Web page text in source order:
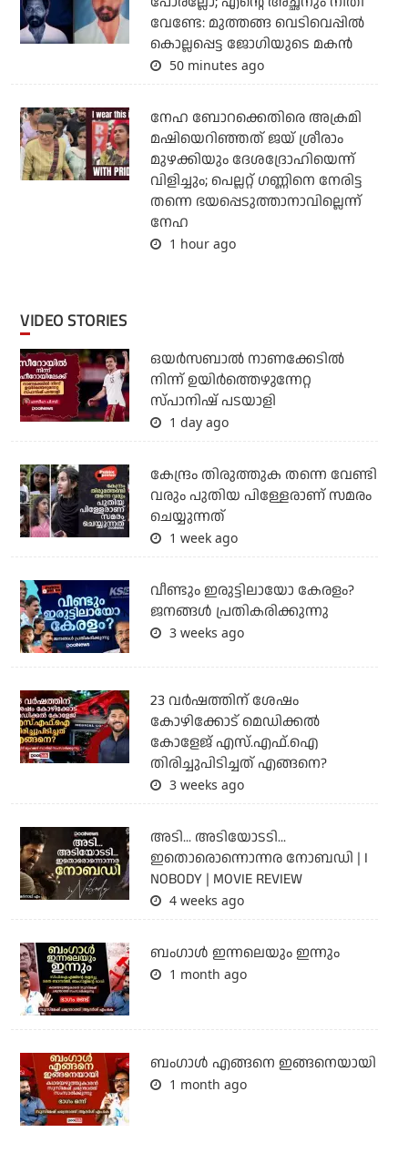
വേണ്ടേ: മുത്തങ്ങ വെടിവെപ്പില്‍
കൊല്ലപ്പെട്ട ജോഗിയുടെ മകന്‍
50 minutes ago
നേഹ ബോറക്കെതിരെ അക്രമി
മഷിയെറിഞ്ഞത് ജയ് ശ്രീരാം
മുഴക്കിയും ദേശദ്രോഹിയെന്ന്
വിളിച്ചും; പെല്ലറ്റ് ഗണ്ണിനെ നേരിട്ട
തന്നെ ഭയപ്പെടുത്താനാവില്ലെന്ന്
നേഹ
1 hour ago
VIDEO STORIES
ഒയര്‍സബാൽ നാണക്കേടിൽ
നിന്ന് ഉയിർത്തെഴുന്നേറ്റ
സ്പാനിഷ് പടയാളി
1 day ago
കേന്ദ്രം തിരുത്തുക തന്നെ വേണ്ടി
വരും പുതിയ പിള്ളേരാണ് സമരം
ചെയ്യുന്നത്
1 week ago
വീണ്ടും ഇരുട്ടിലായോ കേരളം?
ജനങ്ങൾ പ്രതികരിക്കുന്നു
3 weeks ago
23 വർഷത്തിന് ശേഷം
കോഴിക്കോട് മെഡിക്കൽ
കോളേജ് എസ്.എഫ്.ഐ
തിരിച്ചുപിടിച്ചത് എങ്ങനെ?
3 weeks ago
അടി... അടിയോടടി...
ഇതൊരൊന്നൊന്നര നോബഡി | I
NOBODY | MOVIE REVIEW
4 weeks ago
ബംഗാള്‍ ഇന്നലെയും ഇന്നും
1 month ago
ബം​ഗാൾ എങ്ങനെ ഇങ്ങനെയായി
1 month ago